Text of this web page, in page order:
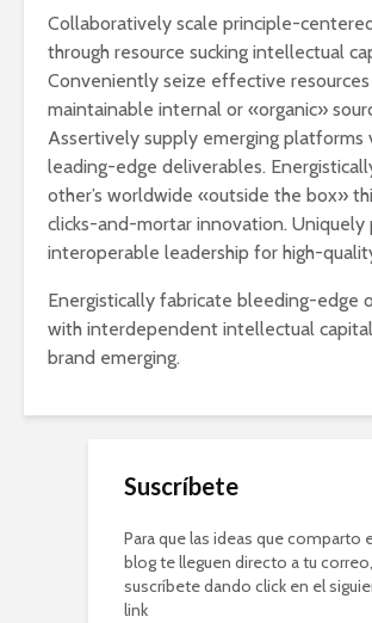
Collaboratively scale principle-
through resource sucking intellectual
Conveniently seize effective
maintainable internal or «organic»
Assertively supply emerging platforms
leading-edge deliverables.
other’s worldwide «outside the box»
clicks-and-mortar innovation. Uniquely
interoperable leadership for high-
Energistically fabricate bleeding-edge
with interdependent intellectual
brand emerging.
Suscríbete
Para que las ideas que comparto
blog te lleguen directo a tu correo,
suscríbete dando click en el
link